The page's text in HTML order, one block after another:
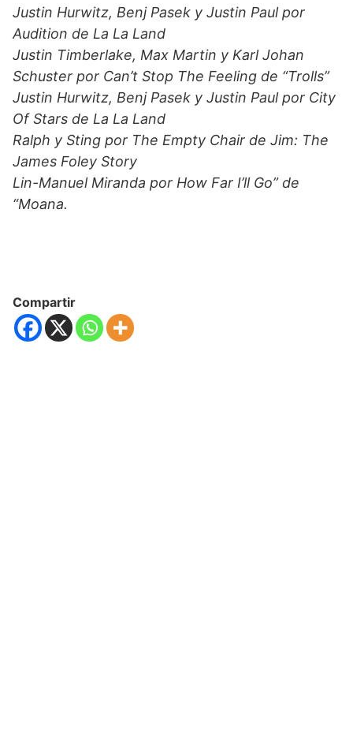
Justin Hurwitz, Benj Pasek y Justin Paul por
Audition de La La Land
Justin Timberlake, Max Martin y Karl Johan
Schuster por Can’t Stop The Feeling de “Trolls”
Justin Hurwitz, Benj Pasek y Justin Paul por City
Of Stars de La La Land
Ralph y Sting por The Empty Chair de Jim: The
James Foley Story
Lin-Manuel Miranda por How Far I’ll Go” de
“Moana.
Compartir